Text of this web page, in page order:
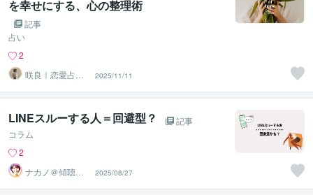
を幸せにする、心の整理術
記事
占い
2
咲良｜恋愛占い
心導師
2025/11/11
LINEスルーする人＝回避型？
記事
コラム
2
ナカノ＠傾聴と
的確さで出口に
導く脳のプロ
2025/08/27